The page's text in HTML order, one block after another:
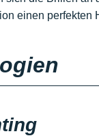
einen perfekten